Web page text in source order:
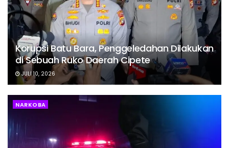
Korupsi Batu Bara, Penggeledahan Dilakukan
di Sebuah Ruko Daerah Cipete
JULI 10, 2026
NARKOBA